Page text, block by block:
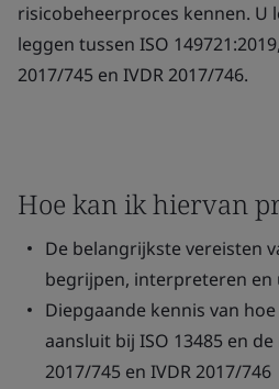
risicobeheerproces kennen. U
leggen tussen ISO
2017/745 en IVDR 2017/746.
Hoe kan ik hiervan
De belangrijkste vereisten
begrijpen, interpreteren en
Diepgaande kennis van hoe
aansluit bij ISO 13485 en
2017/745 en IVDR 2017/746